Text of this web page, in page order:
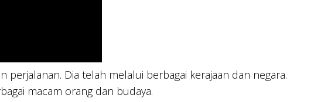
perjalanan. Dia telah melalui berbagai kerajaan dan negara.
macam orang dan budaya.